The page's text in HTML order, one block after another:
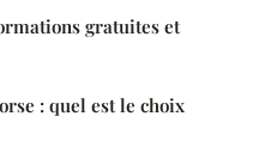
gratuites et
: quel est le choix